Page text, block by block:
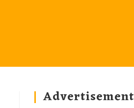
Advertisement